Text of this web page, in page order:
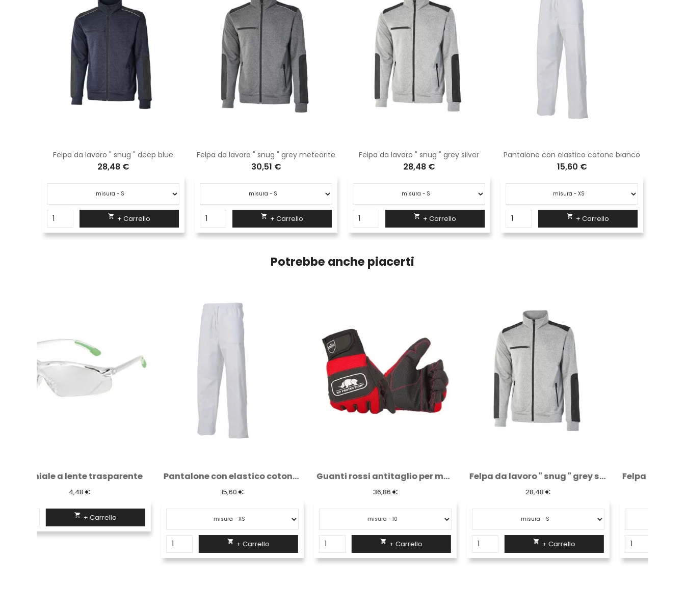
Felpa da lavoro " snug " deep blue
28,48 €
 + Carrello
Felpa da lavoro " snug " grey meteorite
30,51 €
 + Carrello
Felpa da lavoro " snug " grey silver
28,48 €
 + Carrello
Pantalone con elastico cotone bianco
15,60 €
 + Carrello
Potrebbe anche piacerti
Pantalone con elastico cotone bianco Guanti rossi antitaglio per motosega...

Felpa da lavoro " snug " grey silver

Felpa da lavoro " snug " deep blue
